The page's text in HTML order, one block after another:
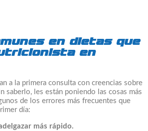
en dietas que
en
a la primera consulta con creencias sobre
saberlo, les están poniendo las cosas más
de los errores más frecuentes que
día:
más rápido.